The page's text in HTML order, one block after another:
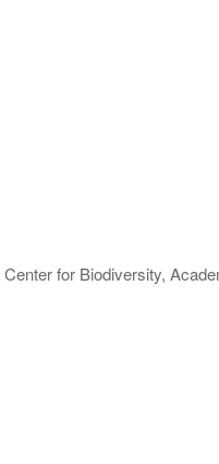
for Biodiversity,